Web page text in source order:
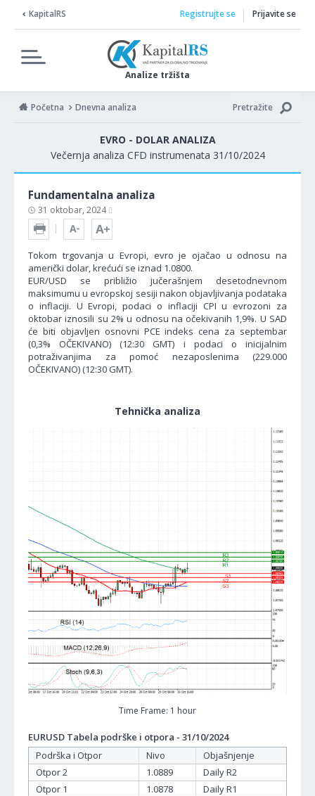
KapitalRS
Analize tržišta
Registrujte se Prijavite se
Početna Dnevna analiza Pretražite
EVRO - DOLAR ANALIZA
Večernja analiza CFD instrumenata 31/10/2024
Fundamentalna analiza
31 oktobar, 2024
Tokom trgovanja u Evropi, evro je ojačao u odnosu na
američki dolar, krećući se iznad 1.0800.
EUR/USD se približio jučerašnjem desetodnevnom
maksimumu u evropskoj sesiji nakon objavljivanja podataka
o inflaciji. U Evropi, podaci o inflaciji CPI u evrozoni za
oktobar iznosili su 2% u odnosu na očekivanih 1,9%. U SAD
će biti objavljen osnovni PCE indeks cena za septembar
(0,3% OČEKIVANO) (12:30 GMT) i podaci o inicijalnim
potraživanjima za pomoć nezaposlenima (229.000
OČEKIVANO) (12:30 GMT).
Tehnička analiza
Time Frame: 1 hour
EURUSD Tabela podrške i otpora - 31/10/2024
Podrška i Otpor
Nivo
Objašnjenje
Otpor 2
1.0889
Daily R2
Otpor 1
1.0878
Daily R1